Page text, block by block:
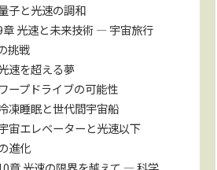
子と光速の調和
章 光速と未来技術 — 宇宙旅行
挑戦
速を超える夢
ワープドライブの可能性
凍睡眠と世代間宇宙船
宙エレベーターと光速以下
進化